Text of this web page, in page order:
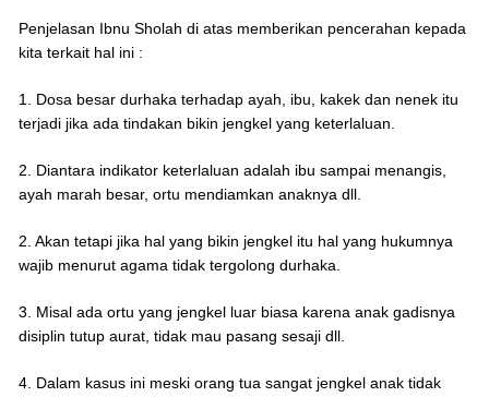
Penjelasan Ibnu Sholah di atas memberikan pencerahan kepada
kita terkait hal ini :
1. Dosa besar durhaka terhadap ayah, ibu, kakek dan nenek itu
terjadi jika ada tindakan bikin jengkel yang keterlaluan.
2. Diantara indikator keterlaluan adalah ibu sampai menangis,
ayah marah besar, ortu mendiamkan anaknya dll.
2. Akan tetapi jika hal yang bikin jengkel itu hal yang hukumnya
wajib menurut agama tidak tergolong durhaka.
3. Misal ada ortu yang jengkel luar biasa karena anak gadisnya
disiplin tutup aurat, tidak mau pasang sesaji dll.
4. Dalam kasus ini meski orang tua sangat jengkel anak tidak